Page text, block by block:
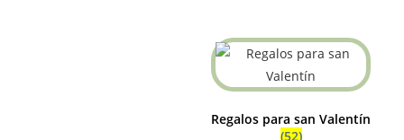
Regalos para san Valentín
(52)